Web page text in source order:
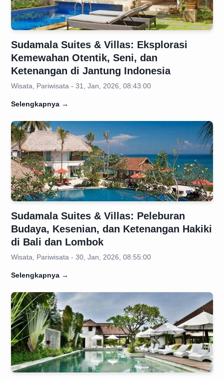
Sudamala Suites & Villas: Eksplorasi
Kemewahan Otentik, Seni, dan
Ketenangan di Jantung Indonesia
Wisata, Pariwisata - 31, Jan, 2026, 08:43:00
Selengkapnya →
Sudamala Suites & Villas: Peleburan
Budaya, Kesenian, dan Ketenangan Hakiki
di Bali dan Lombok
Wisata, Pariwisata - 30, Jan, 2026, 08:55:00
Selengkapnya →